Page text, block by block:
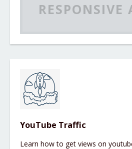
RESPONSIVE
YouTube Traffic
Learn how to get views on